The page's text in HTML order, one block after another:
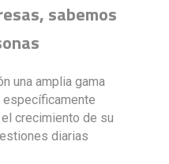
sabemos
una amplia gama
crecimiento de su
diarias